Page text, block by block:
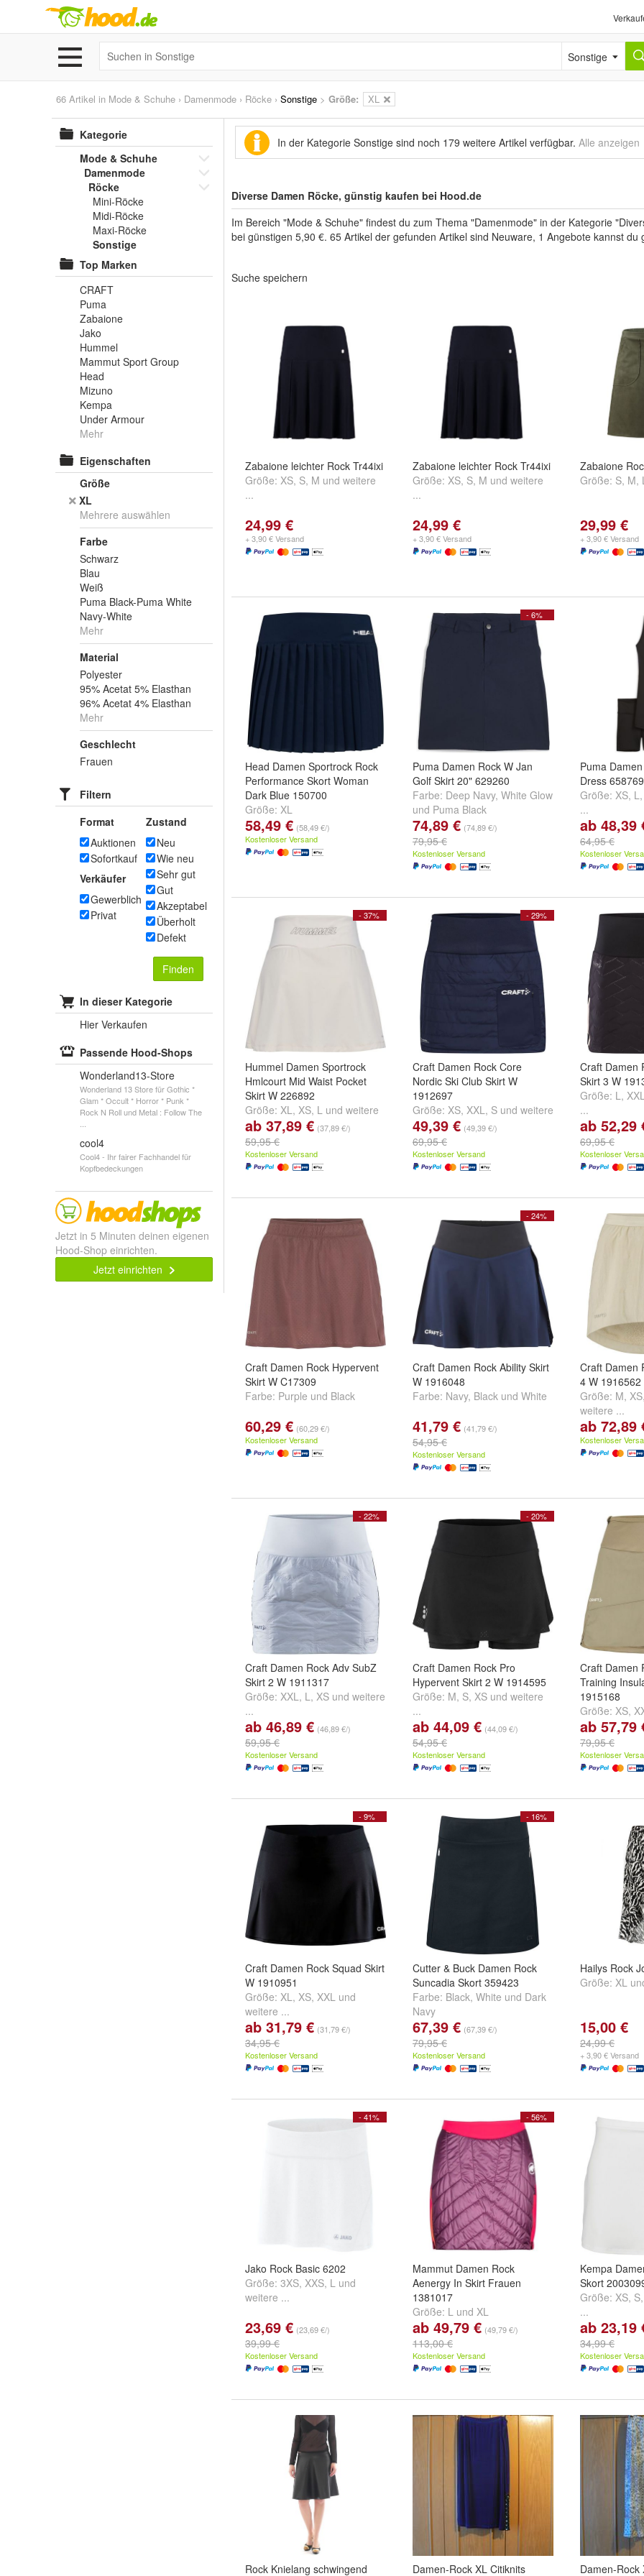
Sonstige
66 Artikel in Mode & Schuhe › Damenmode › Röcke › Sonstige > Größe: XL
Kategorie
Mode & Schuhe
Damenmode
Röcke
Mini-Röcke
Midi-Röcke
Maxi-Röcke
Sonstige
Top Marken
CRAFT
Puma
Zabaione
Jako
Hummel
Mammut Sport Group
Head
Mizuno
Kempa
Under Armour
Mehr
Eigenschaften
Größe
XL
Mehrere auswählen
Farbe
Schwarz
Blau
Weiß
Puma Black-Puma White
Navy-White
Mehr
Material
Polyester
95% Acetat 5% Elasthan
96% Acetat 4% Elasthan
Mehr
Geschlecht
Frauen
Filtern
Format
Auktionen
Sofortkauf
Verkäufer
Gewerblich
Privat
Zustand
Neu
Wie neu
Sehr gut
Gut
Akzeptabel
Überholt
Defekt
Finden
In dieser Kategorie
Hier Verkaufen
Passende Hood-Shops
Wonderland13-Store
Wonderland 13 Store für Gothic *
Glam * Occult * Horror * Punk *
Rock N Roll und Metal : Follow The
cool4
Cool4 - Ihr fairer Fachhandel für
Kopfbedeckungen
Jetzt in 5 Minuten deinen eigenen
Hood-Shop einrichten.
Jetzt einrichten
In der Kategorie Sonstige sind noch 179 weitere Artikel verfügbar. Alle anzeigen
Diverse Damen Röcke, günstig kaufen bei Hood.de
Im Bereich "Mode & Schuhe" findest du zum Thema "Damenmode" in der Kategorie
bei günstigen 5,90 €. 65 Artikel der gefunden Artikel sind Neuware, 1 Angebote kannst du
Suche speichern
Zabaione leichter Rock Tr44ixi
Größe: XS, S, M und weitere
...
24,99 €
+ 3,90 € Versand
Zabaione leichter Rock Tr44ixi
Größe: XS, S, M und weitere
...
24,99 €
+ 3,90 € Versand
Zabaione
Größe: S, M,
29,99 €
+ 3,90 € Versand
Head Damen Sportrock Rock
Performance Skort Woman
Dark Blue 150700
Größe: XL
58,49 € (58,49 €/)
Kostenloser Versand
- 6%
Puma Damen Rock W Jan
Golf Skirt 20" 629260
Farbe: Deep Navy, White Glow
und Puma Black
74,89 € (74,89 €/)
79,95 €
Kostenloser Versand
Puma Damen
Dress 658769
Größe: XS, L,
...
ab 48,39
64,95 €
Kostenloser
- 37%
Hummel Damen Sportrock
Hmlcourt Mid Waist Pocket
Skirt W 226892
Größe: XL, XS, L und weitere
...
ab 37,89 € (37,89 €/)
59,95 €
Kostenloser Versand
- 29%
Craft Damen Rock Core
Nordic Ski Club Skirt W
1912697
Größe: XS, XXL, S und weitere
...
49,39 € (49,39 €/)
69,95 €
Kostenloser Versand
Craft Damen
Skirt 3 W
Größe: L,
...
ab 52,29
69,95 €
Kostenloser
Craft Damen Rock Hypervent
Skirt W C17309
Farbe: Purple und Black
60,29 € (60,29 €/)
Kostenloser Versand
- 24%
Craft Damen Rock Ability Skirt
W 1916048
Farbe: Navy, Black und White
41,79 € (41,79 €/)
54,95 €
Kostenloser Versand
Craft Damen
4 W 1916562
Größe: M, XS,
weitere ...
ab 72,89
Kostenloser
- 22%
Craft Damen Rock Adv SubZ
Skirt 2 W 1911317
Größe: XXL, L, XS und weitere
...
ab 46,89 € (46,89 €/)
59,95 €
Kostenloser Versand
- 20%
Craft Damen Rock Pro
Hypervent Skirt 2 W 1914595
Größe: M, S, XS und weitere
...
ab 44,09 € (44,09 €/)
54,95 €
Kostenloser Versand
Craft Damen
Training
1915168
Größe: XS,
weitere ...
ab 57,79
79,95 €
Kostenloser
- 9%
Craft Damen Rock Squad Skirt
W 1910951
Größe: XL, XS, XXL und
weitere ...
ab 31,79 € (31,79 €/)
34,95 €
Kostenloser Versand
- 16%
Cutter & Buck Damen Rock
Suncadia Skort 359423
Farbe: Black, White und Dark
Navy
67,39 € (67,39 €/)
79,95 €
Kostenloser Versand
Hailys Rock
Größe: XL
15,00 €
24,99 €
+ 3,90 € Versand
- 41%
Jako Rock Basic 6202
Größe: 3XS, XXS, L und
weitere ...
23,69 € (23,69 €/)
39,99 €
Kostenloser Versand
- 56%
Mammut Damen Rock
Aenergy In Skirt Frauen
1381017
Größe: L und XL
ab 49,79 € (49,79 €/)
113,00 €
Kostenloser Versand
Kempa
Skort
Größe: XS, S,
...
ab 23,19
34,99 €
Kostenloser
Rock Knielang schwingend Damen-Rock XL Citiknits Damen-Rock